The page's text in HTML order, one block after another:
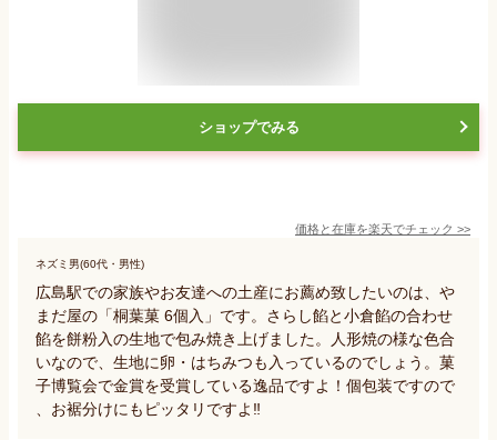
ショップでみる
価格と在庫を楽天でチェック >>
ネズミ男(60代・男性)
広島駅での家族やお友達への土産にお薦め致したいのは、や
まだ屋の「桐葉菓 6個入」です。さらし餡と小倉餡の合わせ
餡を餅粉入の生地で包み焼き上げました。人形焼の様な色合
いなので、生地に卵・はちみつも入っているのでしょう。菓
子博覧会で金賞を受賞している逸品ですよ！個包装ですので
、お裾分けにもピッタリですよ‼️